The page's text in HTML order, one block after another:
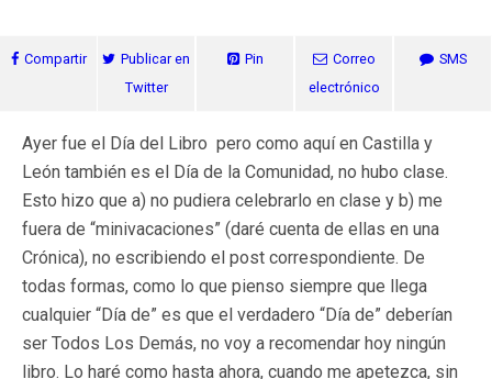
Compartir
Publicar en
Twitter
Pin
Correo
electrónico
SMS
Ayer fue el Día del Libro pero como aquí en Castilla y
León también es el Día de la Comunidad, no hubo clase.
Esto hizo que a) no pudiera celebrarlo en clase y b) me
fuera de “minivacaciones” (daré cuenta de ellas en una
Crónica), no escribiendo el post correspondiente. De
todas formas, como lo que pienso siempre que llega
cualquier “Día de” es que el verdadero “Día de” deberían
ser Todos Los Demás, no voy a recomendar hoy ningún
libro. Lo haré como hasta ahora, cuando me apetezca, sin